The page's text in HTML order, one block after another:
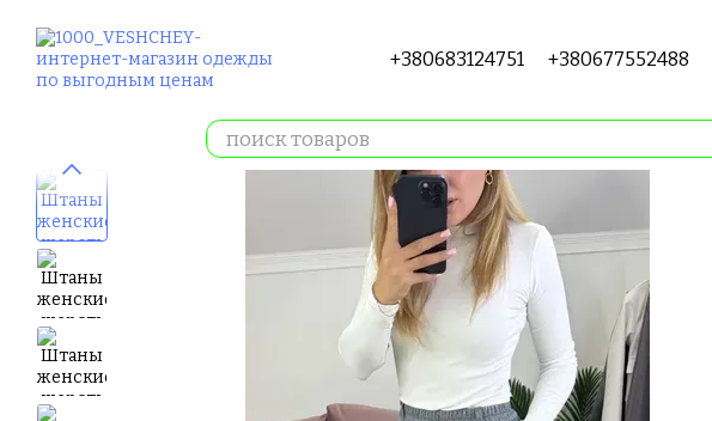
+380683124751 +380677552488